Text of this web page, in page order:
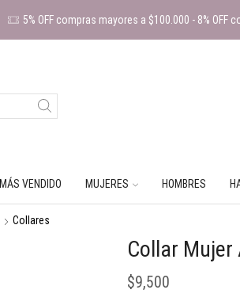
5% OFF compras mayores a $100.000 - 8%
MÁS VENDIDO MUJERES HOMBRES
Collares
Collar Mujer
$9,500